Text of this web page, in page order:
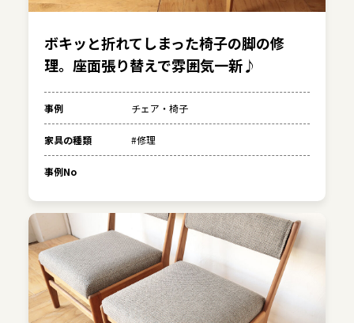
ボキッと折れてしまった椅子の脚の修
理。座面張り替えで雰囲気一新♪
事例 チェア・椅子
家具の種類 #修理
事例No